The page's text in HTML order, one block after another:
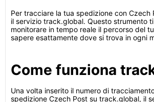
Per tracciare la tua spedizione con Czech
il servizio track.global. Questo strumento
monitorare in tempo reale il percorso del
sapere esattamente dove si trova in ogni
Come funziona
Una volta inserito il numero di
spedizione Czech Post su track.global, il